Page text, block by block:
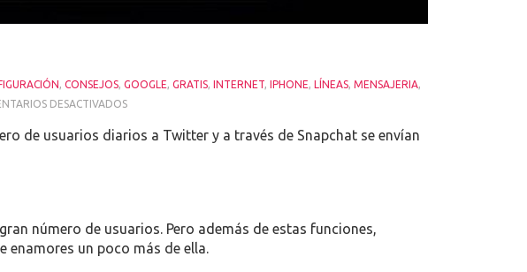
, CONSEJOS, GOOGLE, GRATIS, INTERNET, IPHONE, LÍNEAS, MENSAJERIA,
DESACTIVADOSEN
QUE
de usuarios diarios a Twitter y a través de Snapchat se envían
número de usuarios. Pero además de estas funciones,
enamores un poco más de ella.